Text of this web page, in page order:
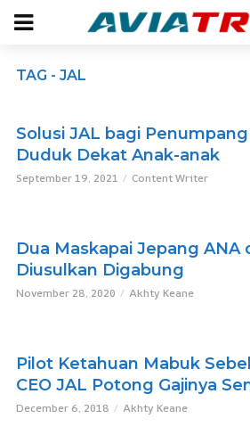
TAG - JAL
Solusi JAL bagi
Duduk Dekat Anak-anak
September 19, 2021 Content Writer
Dua Maskapai Jepang ANA
Diusulkan Digabung
November 28, 2020 Akhty Keane
Pilot Ketahuan Mabuk
CEO JAL Potong Gajinya
December 6, 2018 Akhty Keane